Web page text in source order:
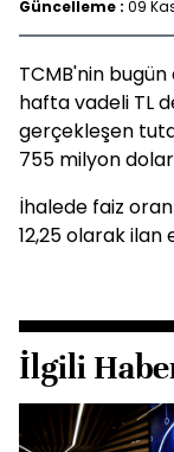
Güncelleme : 09
TCMB'nin bugün
hafta vadeli TL
gerçekleşen
755 milyon
İhalede faiz
12,25 olarak ilan
İlgili